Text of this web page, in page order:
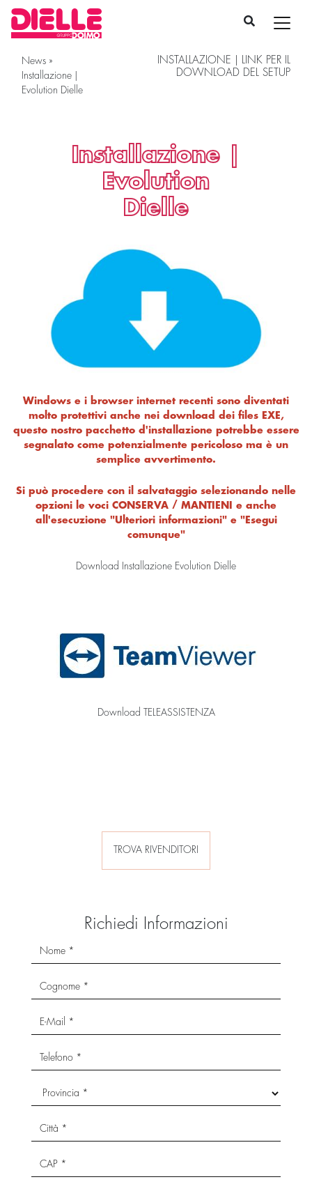
News »
Installazione |
Evolution Dielle
INSTALLAZIONE | LINK PER IL
DOWNLOAD DEL SETUP
Installazione |
Evolution
Dielle
Windows e i browser internet recenti sono diventati
molto protettivi anche nei download dei files EXE,
questo nostro pacchetto d'installazione potrebbe essere
segnalato come potenzialmente pericoloso ma è un
semplice avvertimento.
Si può procedere con il salvataggio selezionando nelle
opzioni le voci CONSERVA / MANTIENI e anche
all'esecuzione "Ulteriori informazioni" e "Esegui
comunque"
Download Installazione Evolution Dielle
Download TELEASSISTENZA
TROVA RIVENDITORI
Richiedi Informazioni